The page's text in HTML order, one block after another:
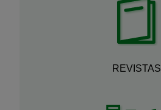
REVISTAS